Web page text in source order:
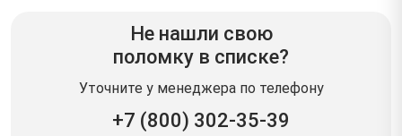
Не нашли свою
поломку в списке?
Уточните у менеджера по телефону
+7 (800) 302-35-39